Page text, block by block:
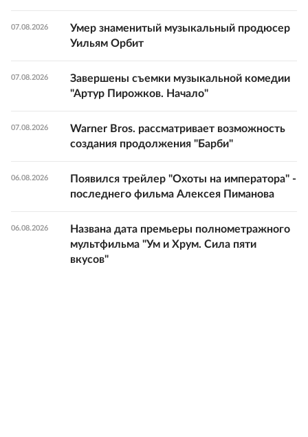
07.08.2026
Умер знаменитый музыкальный продюсер
Уильям Орбит
07.08.2026
Завершены съемки музыкальной комедии
"Артур Пирожков. Начало"
07.08.2026
Warner Bros. рассматривает возможность
создания продолжения "Барби"
06.08.2026
Появился трейлер "Охоты на императора" -
последнего фильма Алексея Пиманова
06.08.2026
Названа дата премьеры полнометражного
мультфильма "Ум и Хрум. Сила пяти
вкусов"